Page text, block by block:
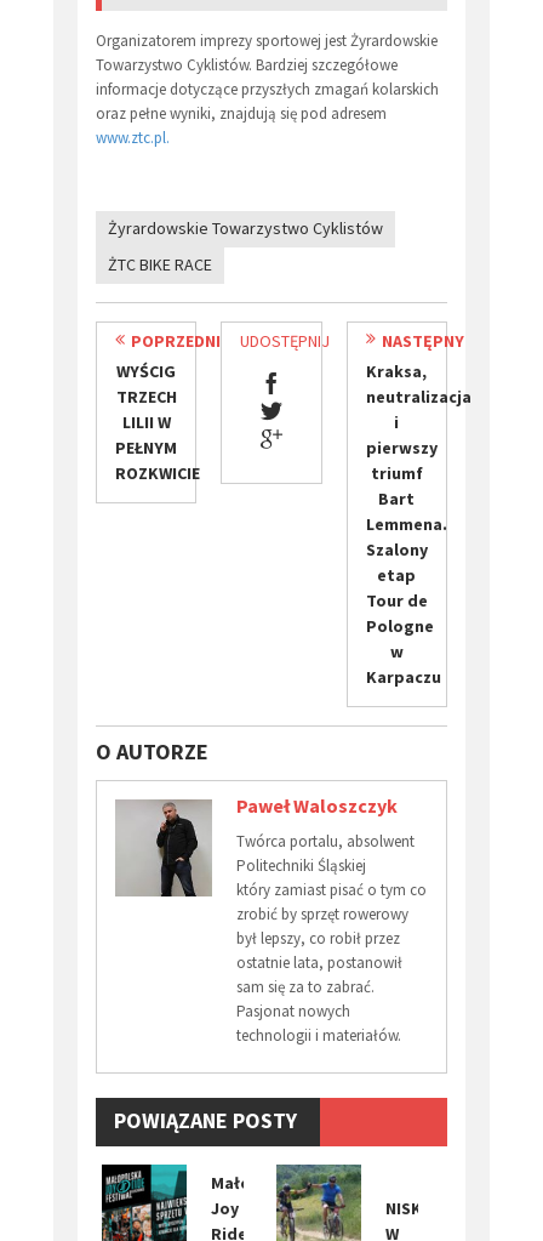
Organizatorem imprezy sportowej jest Żyrardowskie
Towarzystwo Cyklistów. Bardziej szczegółowe
informacje dotyczące przyszłych zmagań kolarskich
oraz pełne wyniki, znajdują się pod adresem
www.ztc.pl.
Żyrardowskie Towarzystwo Cyklistów
ŻTC BIKE RACE
POPRZEDNI
​WYŚCIG
TRZECH
LILII W
PEŁNYM
ROZKWICIE
UDOSTĘPNIJ
NASTĘPNY
Kraksa,
neutralizacja
i
pierwszy
triumf
Bart
Lemmena.
Szalony
etap
Tour de
Pologne
w
Karpaczu
O AUTORZE
Paweł Waloszczyk
Twórca portalu, absolwent
Politechniki Śląskiej
który zamiast pisać o tym co
zrobić by sprzęt rowerowy
był lepszy, co robił przez
ostatnie lata, postanowił
sam się za to zabrać.
Pasjonat nowych
technologii i materiałów.
POWIĄZANE POSTY
Małopolska
Joy
Ride
NISKO
W